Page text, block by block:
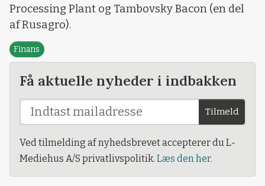
Processing Plant og Tambovsky Bacon (en del
af Rusagro).
Finans
Få aktuelle nyheder i indbakken
Tilmeld
Ved tilmelding af nyhedsbrevet accepterer du L-
Mediehus A/S privatlivspolitik. Læs den her.